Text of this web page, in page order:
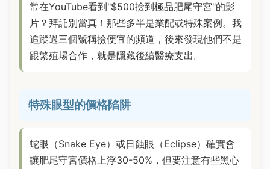
常在YouTube看到"$500撿到極品肥尾守宮"的影
片？拜託別當真！那些多半是業配或特殊案例。我
追蹤過三個號稱撿便宜的頻道，後來發現他們不是
跟繁殖場合作，就是隱藏後續醫療支出。
特殊眼型的價格陷阱
蛇眼（Snake Eye）或日蝕眼（Eclipse）確實會
讓肥尾守宮價格上浮30-50%，但要注意有些黑心